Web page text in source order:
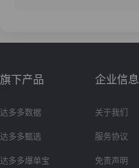
旗下产品
达多多数据
达多多甄选
达多多爆单宝
企业信息
关于我们
服务协议
免责声明